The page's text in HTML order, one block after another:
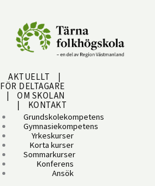
innehåll
AKTUELLT
FÖR DELTAGARE
|OM SKOLAN
KONTAKT
Grundskolekompetens
Gymnasiekompetens
Yrkeskurser
Korta kurser
Sommarkurser
Konferens
Ansök